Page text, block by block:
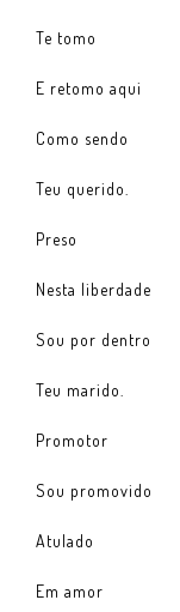
Te tomo
E retomo aqui
Como sendo
Teu querido.
Preso
Nesta liberdade
Sou por dentro
Teu marido.
Promotor
Sou promovido
Atulado
Em amor